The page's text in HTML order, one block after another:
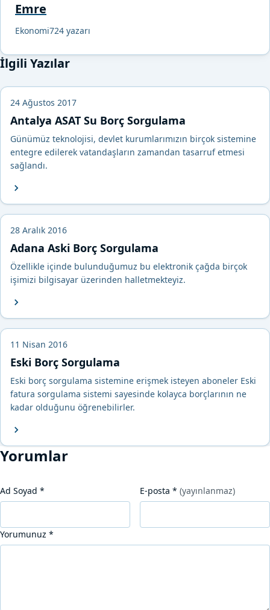
Emre
Ekonomi724 yazarı
İlgili Yazılar
24 Ağustos 2017
Antalya ASAT Su Borç Sorgulama
Günümüz teknolojisi, devlet kurumlarımızın birçok sistemine
entegre edilerek vatandaşların zamandan tasarruf etmesi
sağlandı.
28 Aralık 2016
Adana Aski Borç Sorgulama
Özellikle içinde bulunduğumuz bu elektronik çağda birçok
işimizi bilgisayar üzerinden halletmekteyiz.
11 Nisan 2016
Eski Borç Sorgulama
Eski borç sorgulama sistemine erişmek isteyen aboneler Eski
fatura sorgulama sistemi sayesinde kolayca borçlarının ne
kadar olduğunu öğrenebilirler.
Yorumlar
Ad Soyad * E-posta * (yayınlanmaz)
Yorumunuz *